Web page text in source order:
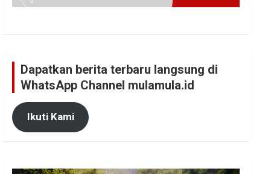
Dapatkan berita terbaru langsung di
WhatsApp Channel mulamula.id
Ikuti Kami